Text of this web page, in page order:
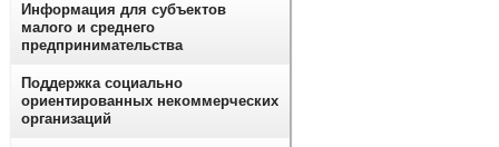
Информация для субъектов
малого и среднего
предпринимательства
Поддержка социально
ориентированных некоммерческих
организаций